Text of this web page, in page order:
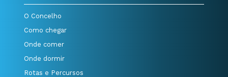
O Concelho
Como chegar
Onde comer
Onde dormir
Rotas e Percursos